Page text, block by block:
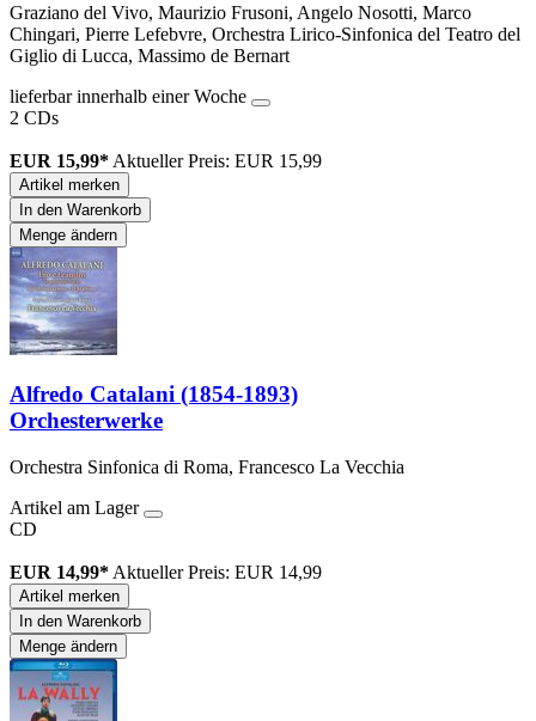
Graziano del Vivo, Maurizio Frusoni, Angelo Nosotti, Marco
Chingari, Pierre Lefebvre, Orchestra Lirico-Sinfonica del Teatro del
Giglio di Lucca, Massimo de Bernart
lieferbar innerhalb einer Woche
2 CDs
EUR 15,99* Aktueller Preis: EUR 15,99
Artikel merken
In den Warenkorb
Menge ändern
Alfredo Catalani (1854-1893)
Orchesterwerke
Orchestra Sinfonica di Roma, Francesco La Vecchia
Artikel am Lager
CD
EUR 14,99* Aktueller Preis: EUR 14,99
Artikel merken
In den Warenkorb
Menge ändern